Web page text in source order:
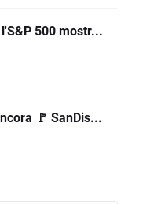
500 mostr...
🚩 SanDis...